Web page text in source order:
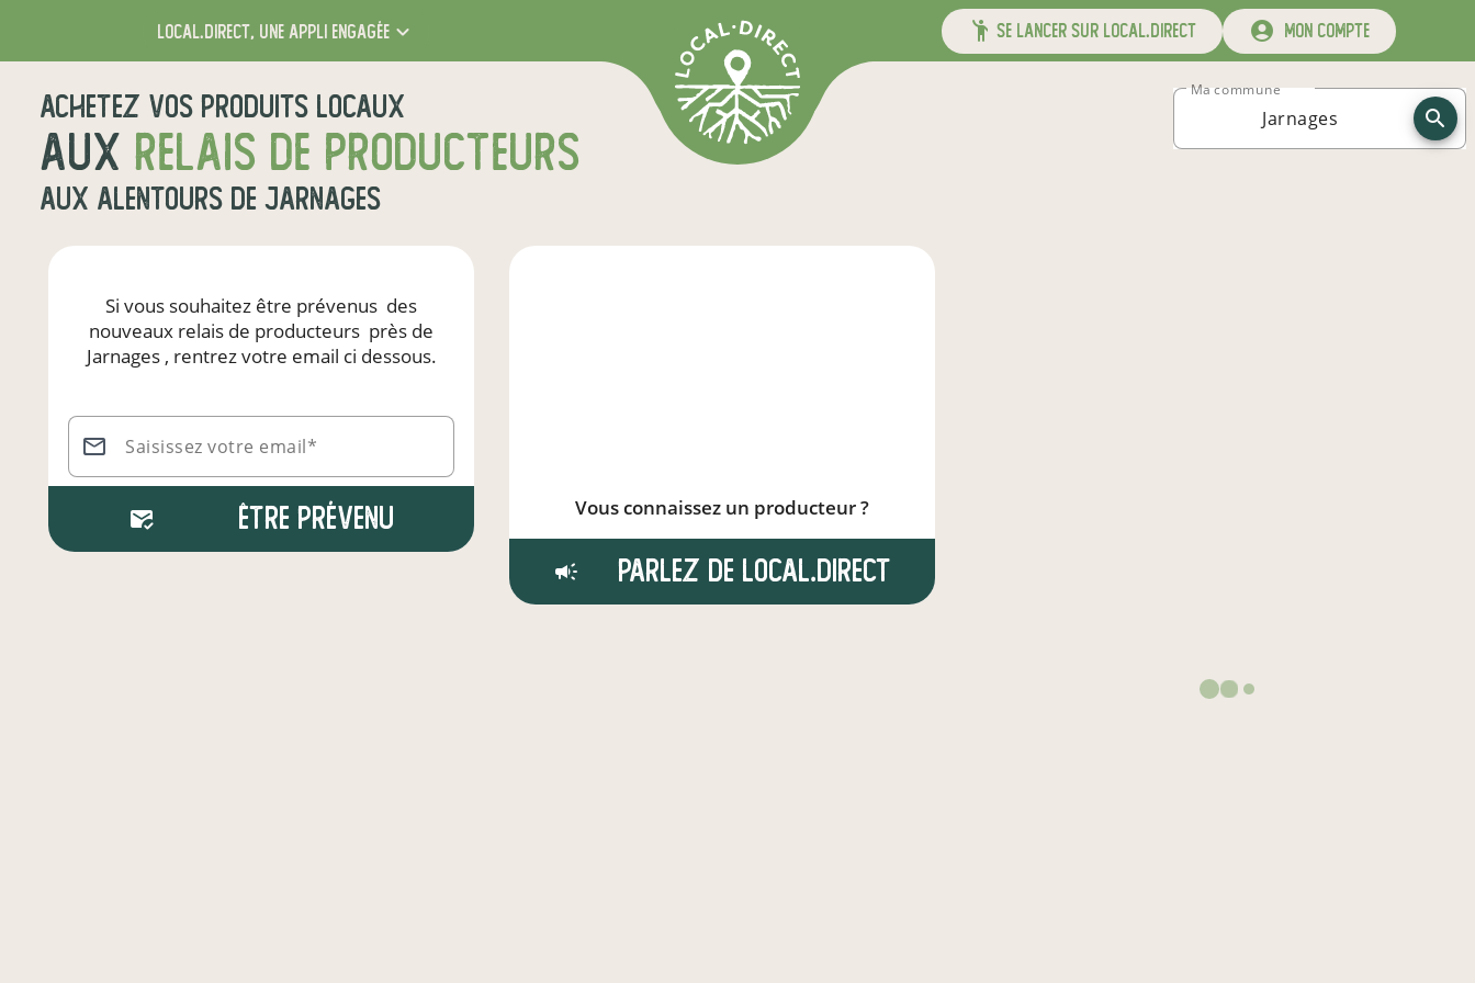
local.direct, une appli engagée se lancer sur local.direct mon compte
Achetez vos produits locaux
aux relais de producteurs
aux alentours de Jarnages
Ma commune
Si vous souhaitez être prévenus des
nouveaux relais de producteurs près de
Jarnages, rentrez votre email ci dessous.
Saisissez votre email*
Être prévenu Vous connaissez un producteur ?
Parlez de local.direct